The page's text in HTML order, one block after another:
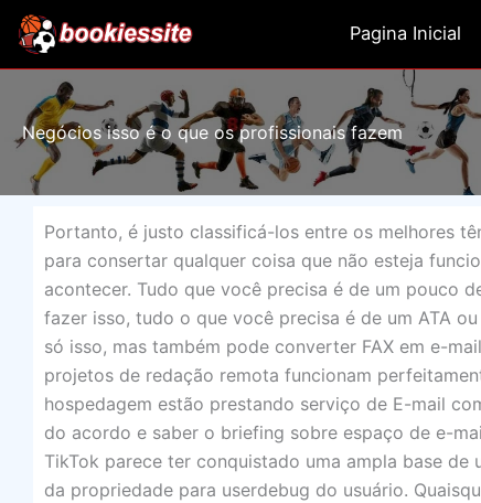
para
o
conteúdo
Pagina Inicial
Negócios isso é o que os profissionais fazem
Portanto, é justo classificá-los entre os melhores
para consertar qualquer coisa que não esteja
acontecer. Tudo que você precisa é de um pouco
fazer isso, tudo o que você precisa é de um ATA
só isso, mas também pode converter FAX em e-
projetos de redação remota funcionam
hospedagem estão prestando serviço de E-mail
do acordo e saber o briefing sobre espaço de e-
TikTok parece ter conquistado uma ampla base
da propriedade para userdebug do usuário.